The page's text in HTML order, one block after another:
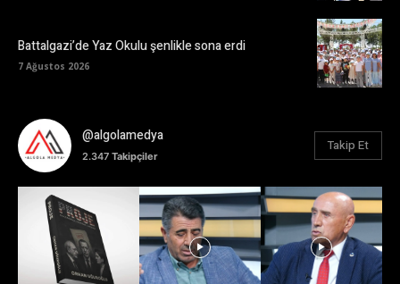
Battalgazi’de Yaz Okulu şenlikle sona erdi
7 Ağustos 2026
@algolamedya
2.347 Takipçiler
Takip Et